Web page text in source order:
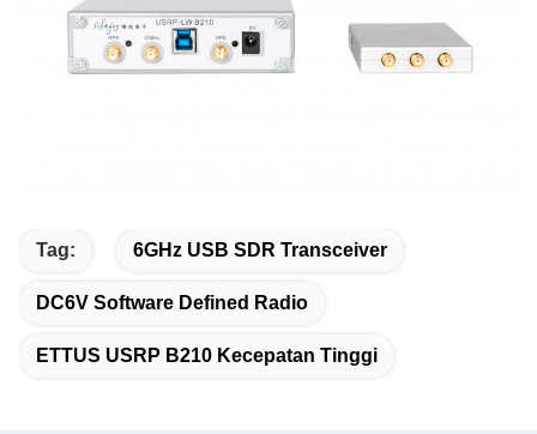
Tag: 6GHz USB SDR Transceiver
DC6V Software Defined Radio
ETTUS USRP B210 Kecepatan Tinggi